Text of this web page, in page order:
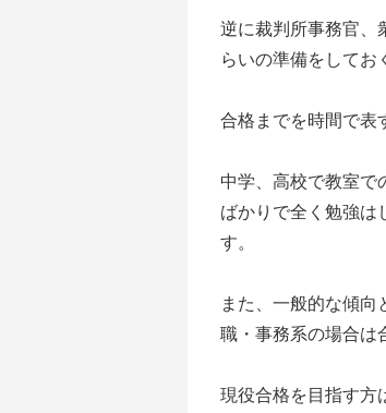
逆に裁判所事務官、
らいの準備をしてお
合格までを時間で表
中学、高校で教室で
ばかりで全く勉強は
す。
また、一般的な傾
職・事務系の場合は
現役合格を目指す方